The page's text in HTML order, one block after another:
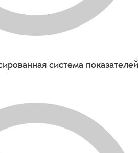
система показателей